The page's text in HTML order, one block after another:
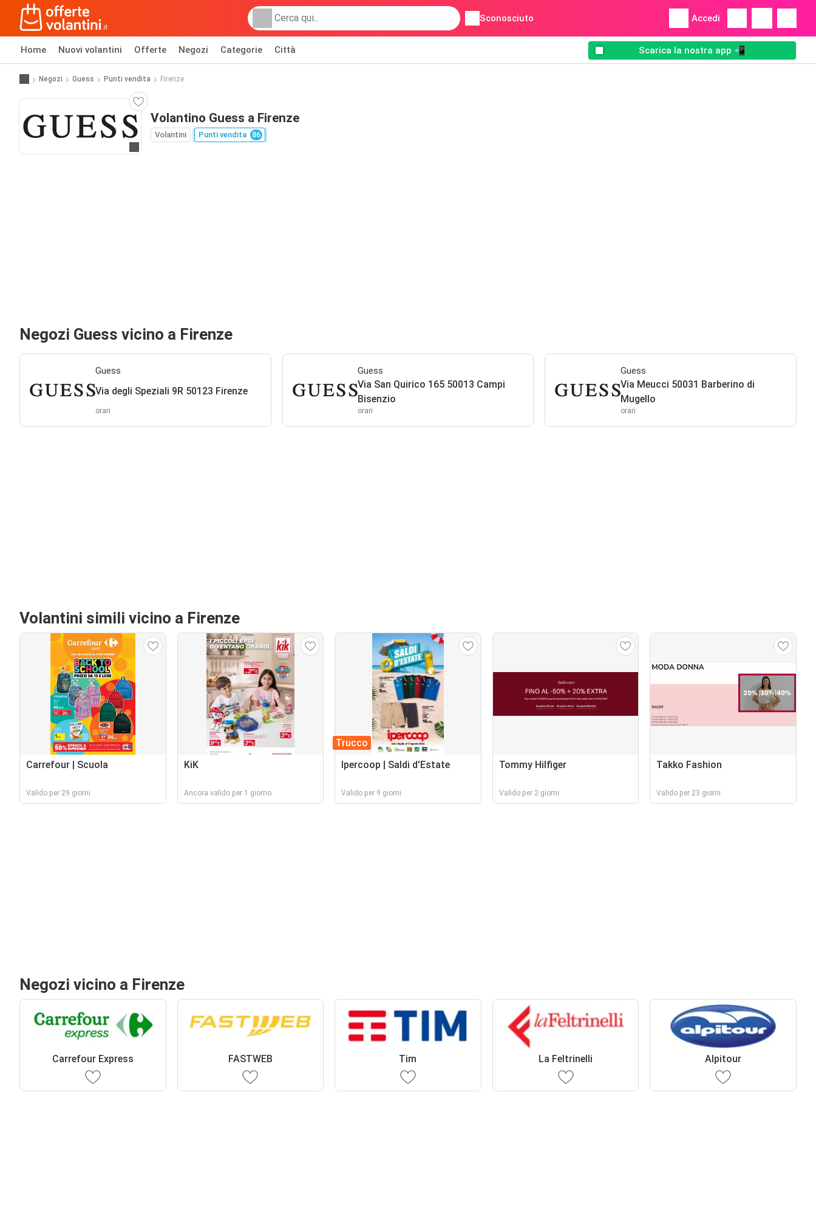
Sconosciuto Accedi
Home Nuovi volantini Offerte Negozi Categorie Città Scarica la nostra app 📲
Negozi Guess Punti vendita Firenze
Volantino Guess a Firenze
Volantini Punti vendita 86
Negozi Guess vicino a Firenze
Guess
Via degli Speziali 9R 50123 Firenze
orari
Guess
Via San Quirico 165 50013 Campi
Bisenzio
orari
Guess
Via Meucci 50031 Barberino di
Mugello
orari
Volantini simili vicino a Firenze
Carrefour | Scuola
Valido per 29 giorni
KiK
Ancora valido per 1 giorno
Trucco
Ipercoop | Saldi d'Estate
Valido per 9 giorni
Tommy Hilfiger
Valido per 2 giorni
Takko Fashion
Valido per 23 giorni
Negozi vicino a Firenze
Carrefour Express FASTWEB Tim La Feltrinelli Alpitour